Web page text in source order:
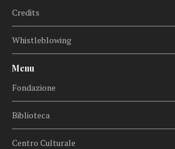
Credits
Whistleblowing
Menu
Fondazione
Biblioteca
Centro Culturale